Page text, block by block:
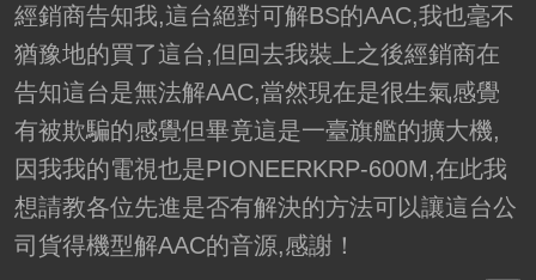
經銷商告知我,這台絕對可解BS的AAC,我也毫不
猶豫地的買了這台,但回去我裝上之後經銷商在
告知這台是無法解AAC,當然現在是很生氣感覺
有被欺騙的感覺但畢竟這是一臺旗艦的擴大機,
因我我的電視也是PIONEERKRP-600M,在此我
想請教各位先進是否有解決的方法可以讓這台公
司貨得機型解AAC的音源,感謝！